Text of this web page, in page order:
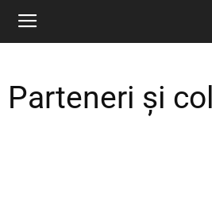
Parteneri și